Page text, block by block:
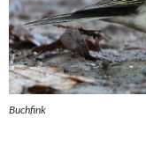
Buchfink